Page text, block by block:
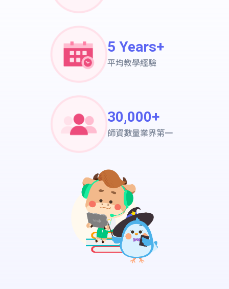
5 Years+
平均教學經驗
30,000+
師資數量業界第一